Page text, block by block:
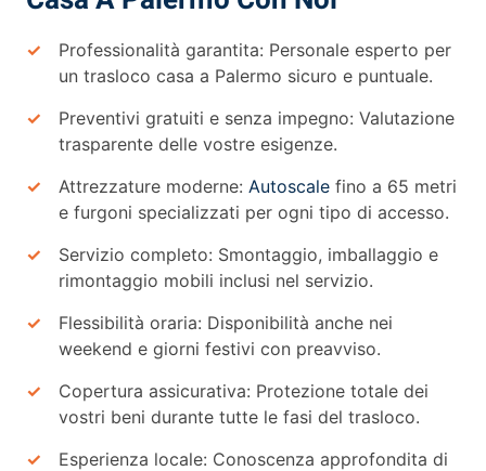
Professionalità garantita: Personale esperto per
un trasloco casa a Palermo sicuro e puntuale.
Preventivi gratuiti e senza impegno: Valutazione
trasparente delle vostre esigenze.
Attrezzature moderne: Autoscale fino a 65 metri
e furgoni specializzati per ogni tipo di accesso.
Servizio completo: Smontaggio, imballaggio e
rimontaggio mobili inclusi nel servizio.
Flessibilità oraria: Disponibilità anche nei
weekend e giorni festivi con preavviso.
Copertura assicurativa: Protezione totale dei
vostri beni durante tutte le fasi del trasloco.
Esperienza locale: Conoscenza approfondita di